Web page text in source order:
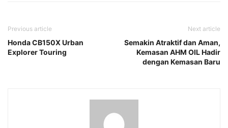
Previous article
Honda CB150X Urban
Explorer Touring
Next article
Semakin Atraktif dan Aman,
Kemasan AHM OIL Hadir
dengan Kemasan Baru